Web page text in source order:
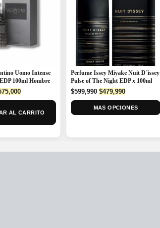
Uomo Intense
100ml Hombre
Current
price
AL CARRITO
Perfume Issey Miyake Nuit D´issey
Pulse of The Night EDP x 100ml
$599,990 Original
price
was:
$599,990.
$479,990Current
price
is:
$479,990.
MAS OPCIONES